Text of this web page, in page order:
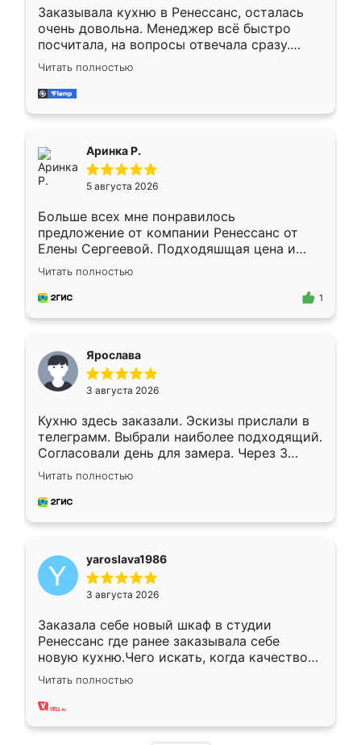
Заказывала кухню в Ренессанс, осталась
очень довольна. Менеджер всё быстро
посчитала, на вопросы отвечала сразу.
Замерщик приехал в субботу, подошёл к
делу со всей ответственностью. Собрали
за день, ребята работали аккуратно, даже
Читать полностью
Аринка Р.
5 августа 2026
Больше всех мне понравилось
предложение от компании Ренессанс от
Елены Сергеевой. Подходяшщая цена и
короткие сроки изготовления. Приехавший
для замера сотрудник Владислав
предложил по моему эскизу самый
Читать полностью
1
Ярослава
3 августа 2026
Кухню здесь заказали. Эскизы прислали в
телеграмм. Выбрали наиболее подходящий.
Согласовали день для замера. Через 3
недели кухня была уже готова. Остались
довольны работой. Спасибо Ренессанс
мебель за качественную работу!
Читать полностью
yaroslava1986
3 августа 2026
Заказала себе новый шкаф в студии
Ренессанс где ранее заказывала себе
новую кухню.Чего искать, когда качеством
вполне довольна. Служит кухня уже почти
два года, нареканий нет.
Читать полностью